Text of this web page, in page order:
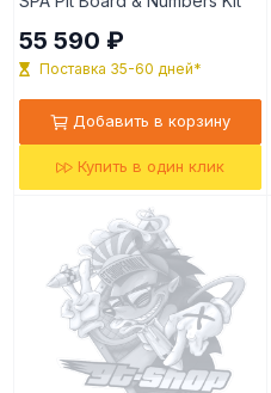
55 590 ₽
Поставка 35-60 дней*
Добавить в корзину
Купить в один клик